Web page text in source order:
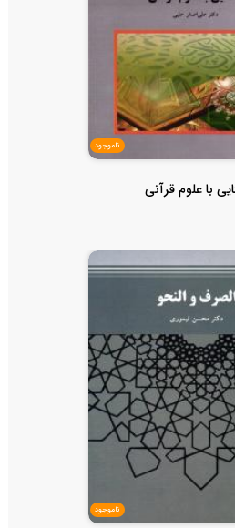
ناموجود
با علوم قرآنی
ناموجود